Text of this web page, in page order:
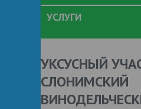
УСЛУГИ
УКСУСНЫЙ
СЛОНИМСКИЙ